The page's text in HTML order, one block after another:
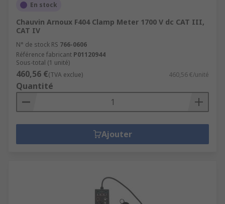
En stock
Chauvin Arnoux F404 Clamp Meter 1700 V dc CAT III,
CAT IV
N° de stock RS 766-0606
Référence fabricant P01120944
Sous-total (1 unité)
460,56 €(TVA exclue) 460,56 €/unité
Quantité
Ajouter